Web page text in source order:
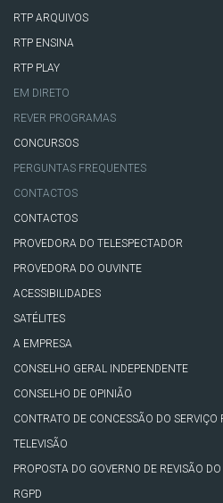
RTP ARQUIVOS
RTP ENSINA
RTP PLAY
EM DIRETO
REVER PROGRAMAS
CONCURSOS
PERGUNTAS FREQUENTES
CONTACTOS
CONTACTOS
PROVEDORA DO TELESPECTADOR
PROVEDORA DO OUVINTE
ACESSIBILIDADES
SATÉLITES
A EMPRESA
CONSELHO GERAL INDEPENDENTE
CONSELHO DE OPINIÃO
CONTRATO DE CONCESSÃO DO SERVIÇO
TELEVISÃO
PROPOSTA DO GOVERNO DE REVISÃO DO
RGPD